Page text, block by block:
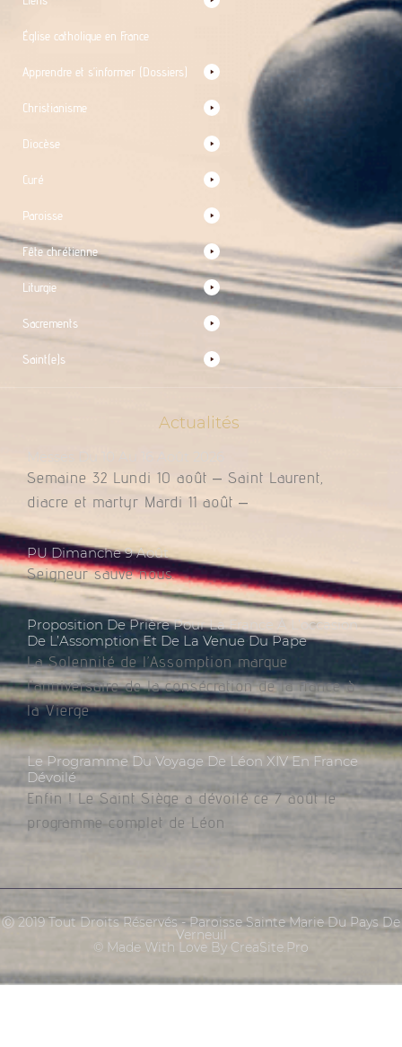
Église catholique en France
Apprendre et s’informer (Dossiers)
Christianisme
Diocèse
Curé
Paroisse
Fête chrétienne
Liturgie
Sacrements
Saint(e)s
Actualités
Semaine 32 Lundi 10 août – Saint Laurent,
diacre et martyr Mardi 11 août –
PU Dimanche 9 Août
Seigneur sauve nous.
Proposition De Prière Pour La France À L’occasion
De L’Assomption Et De La Venue Du Pape
La Solennité de l’Assomption marque
l’anniversaire de la consécration de la France à
la Vierge
Le Programme Du Voyage De Léon XIV En France
Dévoilé
Enfin ! Le Saint Siège a dévoilé ce 7 août le
programme complet de Léon
Ⓒ 2019 Tout Droits Réservés - Paroisse Sainte Marie Du Pays De
Verneuil
© Made With Love By CreaSite.Pro